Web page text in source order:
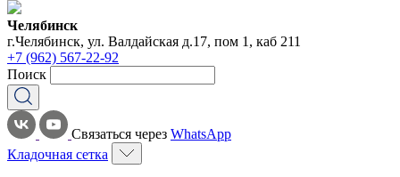
Челябинск
г.Челябинск, ул. Валдайская д.17, пом 1, каб 211
+7 (962) 567-22-92
Поиск
Связаться через WhatsApp
Кладочная сетка